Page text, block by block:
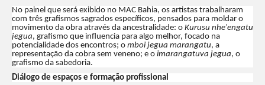
No painel que será exibido no MAC Bahia, os artistas trabalharam
com três grafismos sagrados específicos, pensados para moldar o
movimento da obra através da ancestralidade: o Kurusu nhe'engatu
jegua, grafismo que influencia para algo melhor, focado na
potencialidade dos encontros; o mboi jegua marangatu, a
representação da cobra sem veneno; e o imarangatuva jegua, o
grafismo da sabedoria.
Diálogo de espaços e formação profissional